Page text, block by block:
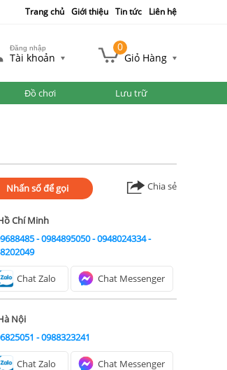
Trang chủ Giới thiệu Tin tức Liên hệ
Đăng nhập
Tài khoản
0
Giỏ Hàng
Đồ chơi Lưu trữ
Nhấn số để gọi Chia sẻ
Chí Minh
-0984895050-0948024334-
Chat Zalo Chat Messenger
Nội
-0988323241
Chat Zalo Chat Messenger